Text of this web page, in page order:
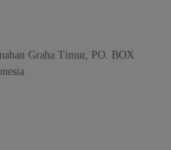
Graha Timur, PO. BOX